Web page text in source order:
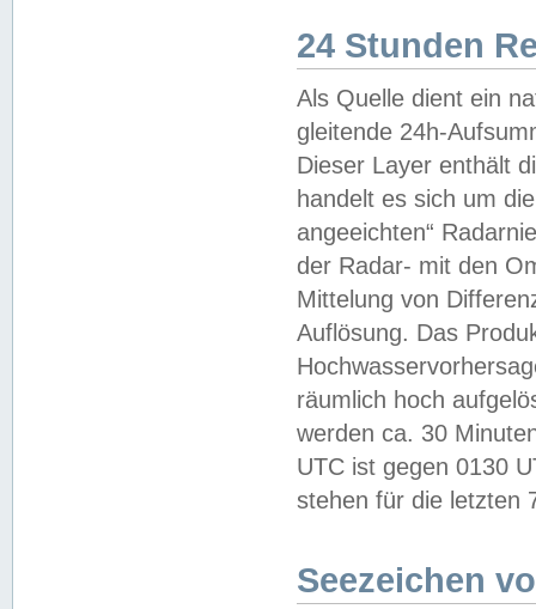
24 Stunden
Als Quelle dient ein
gleitende 24h-
Dieser Layer enthält
handelt es sich um
angeeichten“
der Radar- mit den
Mittelung von
Auflösung. Das
räumlich hoch
werden ca. 30
UTC ist gegen 0130
stehen für die letzten
Seezeichen